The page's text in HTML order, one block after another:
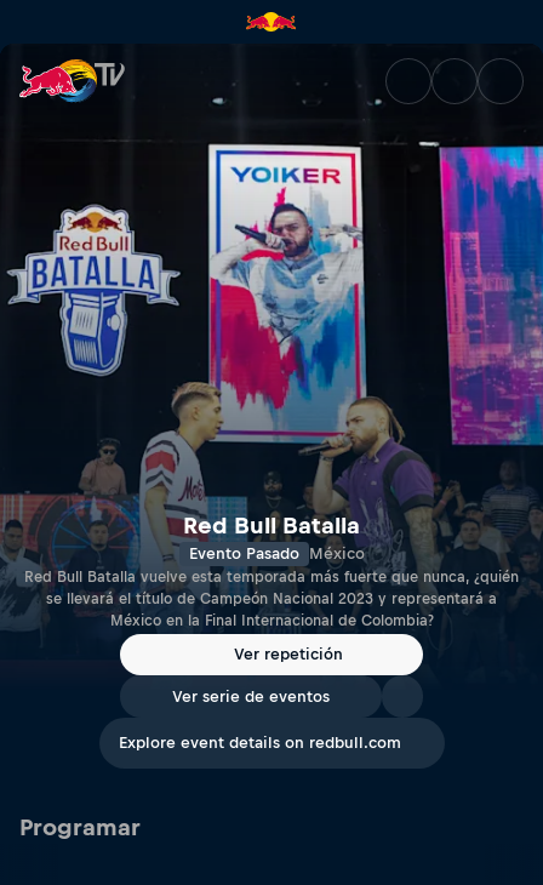
Red Bull Batalla Final
Red Bull Batalla
Evento Pasado México
Red Bull Batalla vuelve esta temporada más fuerte que nunca, ¿quién
se llevará el título de Campeón Nacional 2023 y representará a
México en la Final Internacional de Colombia?
Ver repetición
Ver serie de eventos
Explore event details on redbull.com
Programar